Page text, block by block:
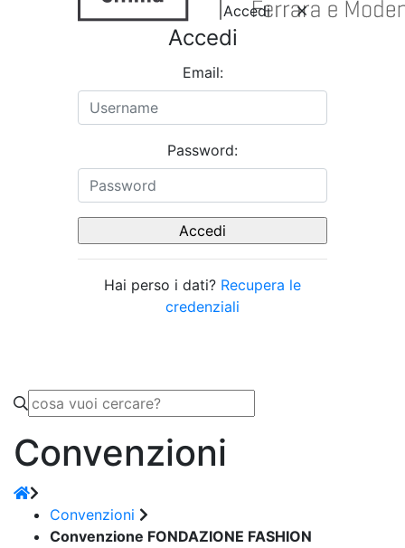
Accedi
Accedi
Email:
Password:
Hai perso i dati? Recupera le
credenziali
Convenzioni
Convenzioni
Convenzione FONDAZIONE FASHION